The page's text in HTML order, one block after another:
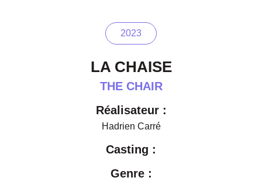
2023
LA CHAISE
THE CHAIR
Réalisateur :
Hadrien Carré
Casting :
Genre :